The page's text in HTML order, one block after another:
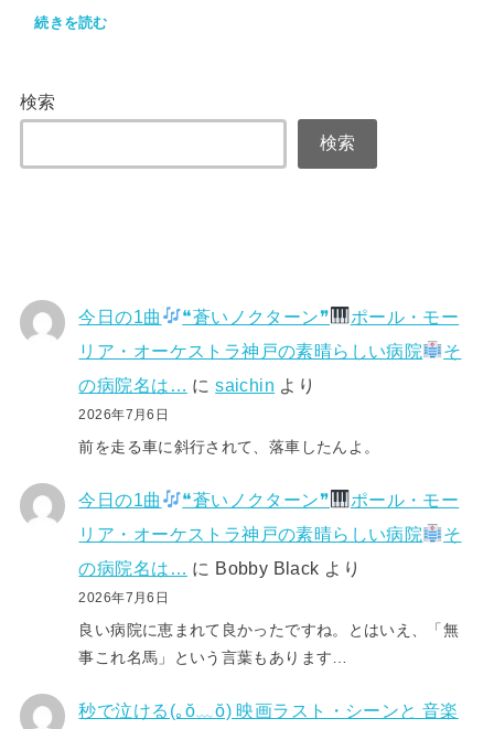
続きを読む
検索
検索
今日の1曲 ❝蒼いノクターン❞
ポール・モー
リア・オーケストラ神戸の素晴らしい病院
そ
の病院名は…
にsaichin より
2026年7月6日
前を走る車に斜行されて、落車したんよ。
今日の1曲 ❝蒼いノクターン❞
ポール・モー
リア・オーケストラ神戸の素晴らしい病院
そ
の病院名は… に Bobby Black より
2026年7月6日
良い病院に恵まれて良かったですね。とはいえ、「無
事これ名馬」という言葉もあります…
秒で泣ける(⁠｡⁠ŏ⁠﹏⁠ŏ⁠) 映画ラスト・シーンと 音楽